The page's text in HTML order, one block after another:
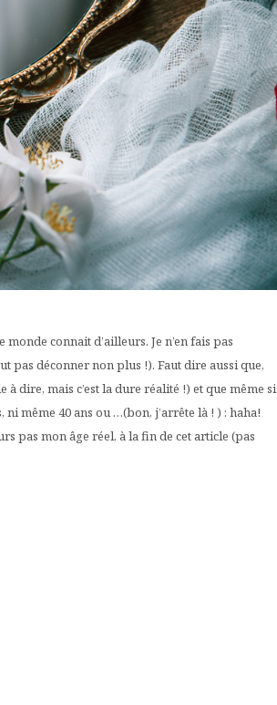
connait d’ailleurs. Je n’en fais pas
pas déconner non plus !). Faut dire aussi que,
dire, mais c’est la dure réalité !) et que même si
même 40 ans ou …(bon, j’arrête là ! ) : haha!
pas mon âge réel, à la fin de cet article (pas